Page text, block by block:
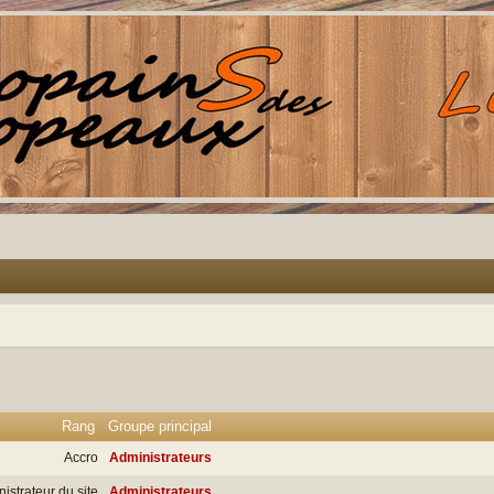
Rang Groupe principal
Accro Administrateurs